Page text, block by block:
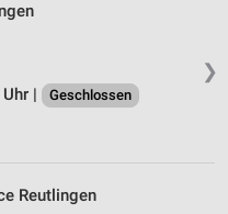
❯
|
Geschlossen
Reutlingen